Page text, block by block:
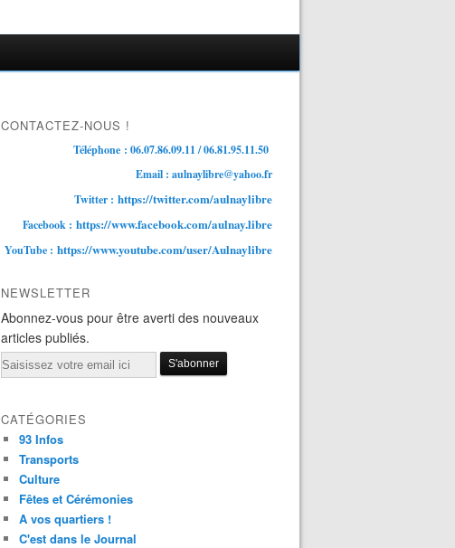
CONTACTEZ-NOUS !
Téléphone : 06.07.86.09.11 / 06.81.95.11.50
Email : aulnaylibre@yahoo.fr
Twitter : https://twitter.com/aulnaylibre
Facebook : https://www.facebook.com/aulnay.libre
YouTube : https://www.youtube.com/user/Aulnaylibre
NEWSLETTER
Abonnez-vous pour être averti des nouveaux
articles publiés.
Email
CATÉGORIES
93 Infos
Transports
Culture
Fêtes et Cérémonies
A vos quartiers !
C'est dans le Journal